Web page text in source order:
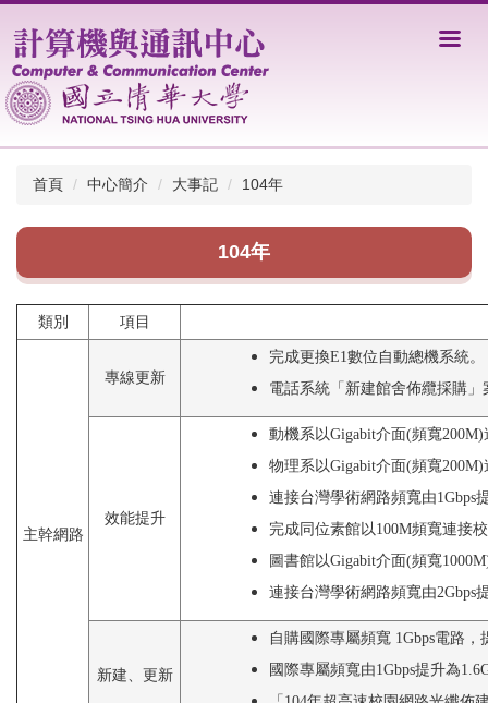
到
主
要
內
容
區
首頁
中心簡介 大事記 104年
104年
類別 項目
主幹網路
專線更新
完成更換E1數位自動總機系統。
電話系統「新建館舍佈纜採購
效能提升
動機系以Gigabit介面(頻寬
物理系以Gigabit介面(頻寬
連接台灣學術網路頻寬由1Gbps
完成同位素館以100M頻寬連接
圖書館以Gigabit介面(頻寬
連接台灣學術網路頻寬由2Gbps
新建、更新
自購國際專屬頻寬 1Gbps電路
國際專屬頻寬由1Gbps提升為